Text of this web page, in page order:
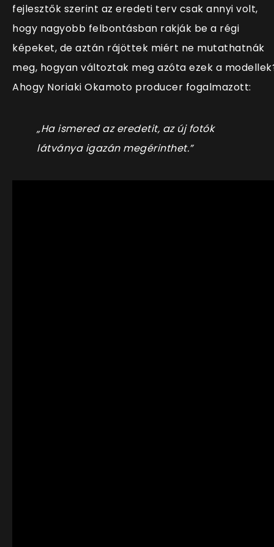
fejlesztők szerint az eredeti terv csak annyi volt,
hogy nagyobb felbontásban rakják be a régi
képeket, de aztán rájöttek miért ne mutathatnák
meg, hogyan változtak meg azóta ezek a
Ahogy Noriaki Okamoto producer fogalmazott:
„Ha ismered az eredetit, az új fotók
látványa igazán megérinthet.”